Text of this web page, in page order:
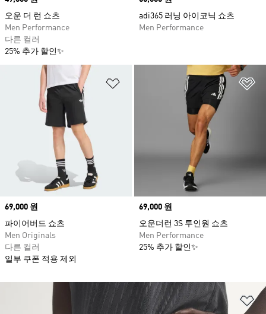
오운 더 런 쇼츠
Men Performance
다른 컬러
25% 추가 할인✨
adi365 러닝 아이코닉 쇼츠
Men Performance
위시리스트 담기
Price
69,000 원
파이어버드 쇼츠
Men Originals
다른 컬러
일부 쿠폰 적용 제외
Price
69,000 원
오운더런 3S 투인원 쇼츠
Men Performance
25% 추가 할인✨